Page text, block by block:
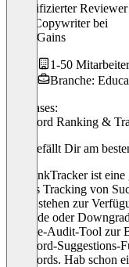
Verifizierter Reviewer
SEO Copywriterbei
PlanetGains
1-50
Branche:
Use cases:
Keyword Ranking &
Was gefällt Dir am
ProRankTracker ist
für das Tracking von
Tarife stehen zur
Upgrade oder
ein Site-Audit-Tool zur
Keyword-Suggestions-
Keywords. Hab schon